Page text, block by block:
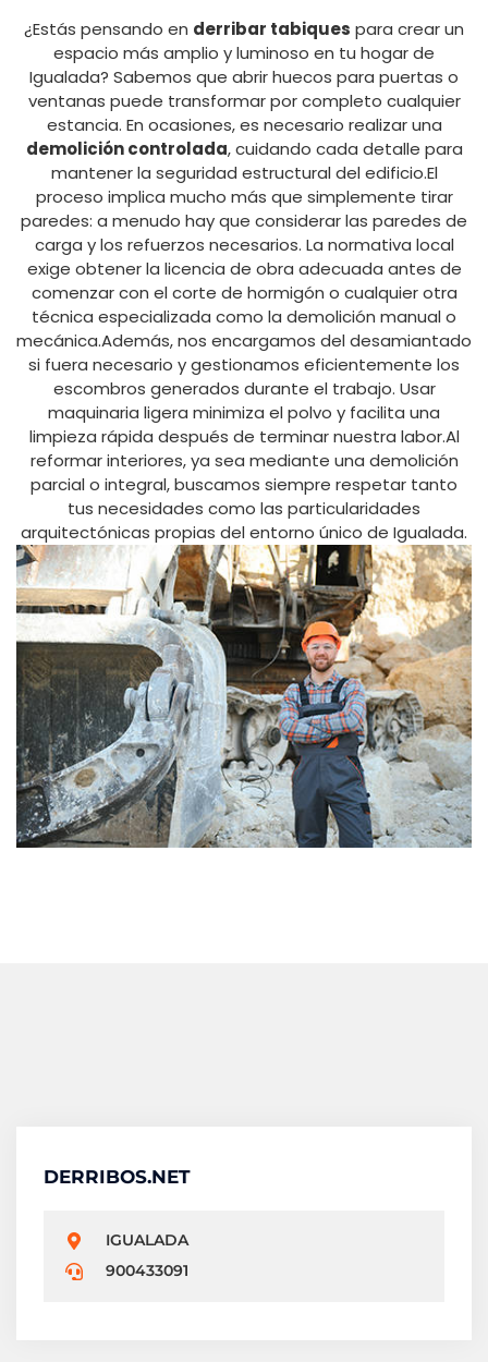
¿Estás pensando en derribar tabiques para crear un
espacio más amplio y luminoso en tu hogar de
Igualada? Sabemos que abrir huecos para puertas o
ventanas puede transformar por completo cualquier
estancia. En ocasiones, es necesario realizar una
demolición controlada, cuidando cada detalle para
mantener la seguridad estructural del edificio.El
proceso implica mucho más que simplemente tirar
paredes: a menudo hay que considerar las paredes de
carga y los refuerzos necesarios. La normativa local
exige obtener la licencia de obra adecuada antes de
comenzar con el corte de hormigón o cualquier otra
técnica especializada como la demolición manual o
mecánica.Además, nos encargamos del desamiantado
si fuera necesario y gestionamos eficientemente los
escombros generados durante el trabajo. Usar
maquinaria ligera minimiza el polvo y facilita una
limpieza rápida después de terminar nuestra labor.Al
reformar interiores, ya sea mediante una demolición
parcial o integral, buscamos siempre respetar tanto
tus necesidades como las particularidades
arquitectónicas propias del entorno único de Igualada.
DERRIBOS.NET
IGUALADA
900433091